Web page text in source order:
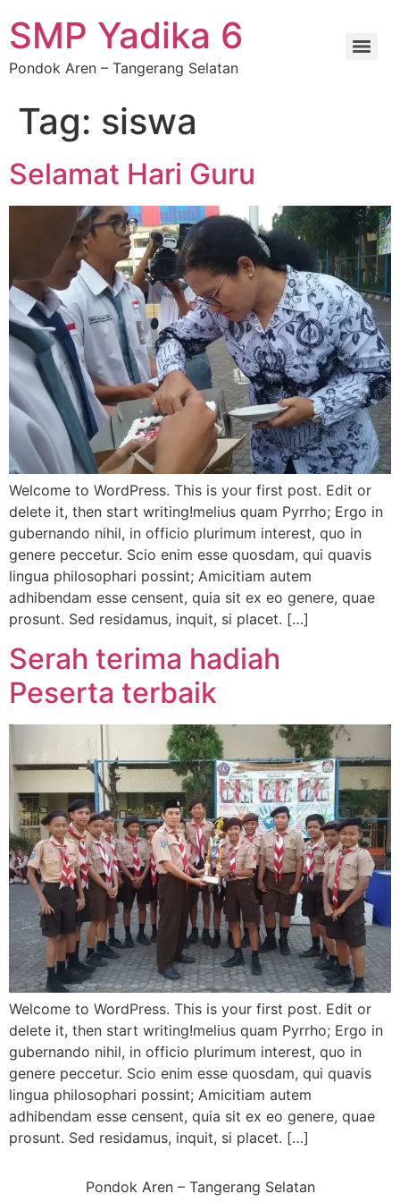
SMP Yadika 6
Pondok Aren – Tangerang Selatan
Tag: siswa
Selamat Hari Guru
Welcome to WordPress. This is your first post. Edit or
delete it, then start writing!melius quam Pyrrho; Ergo in
gubernando nihil, in officio plurimum interest, quo in
genere peccetur. Scio enim esse quosdam, qui quavis
lingua philosophari possint; Amicitiam autem
adhibendam esse censent, quia sit ex eo genere, quae
prosunt. Sed residamus, inquit, si placet. […]
Serah terima hadiah
Peserta terbaik
Welcome to WordPress. This is your first post. Edit or
delete it, then start writing!melius quam Pyrrho; Ergo in
gubernando nihil, in officio plurimum interest, quo in
genere peccetur. Scio enim esse quosdam, qui quavis
lingua philosophari possint; Amicitiam autem
adhibendam esse censent, quia sit ex eo genere, quae
prosunt. Sed residamus, inquit, si placet. […]
Pondok Aren – Tangerang Selatan